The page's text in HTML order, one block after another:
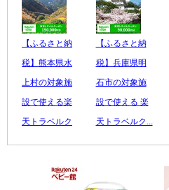
【ふるさと納
税】熊本県水
上村の対象施
設で使える楽
天トラベルク
レビュー数：0
【ふるさと納
税】兵庫県明
石市の対象施
設で使える 楽
天トラベルク...